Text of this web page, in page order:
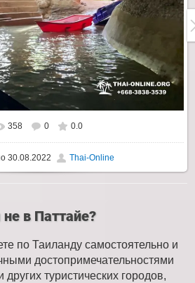
358 0 0.0
30.08.2022 Thai-Online
в Паттайе?
по Таиланду самостоятельно и
достопримечательностями
других туристических городов,